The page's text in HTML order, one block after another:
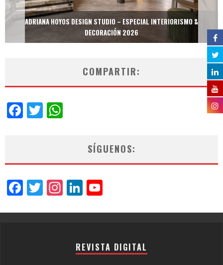
ADRIANA HOYOS DESIGN STUDIO – ESPECIAL INTERIORISMO &
DECORACIÓN 2026
COMPARTIR:
Facebook
Twitter
SÍGUENOS:
Facebook
Twitter
Instagram
LinkedIn
REVISTA DIGITAL